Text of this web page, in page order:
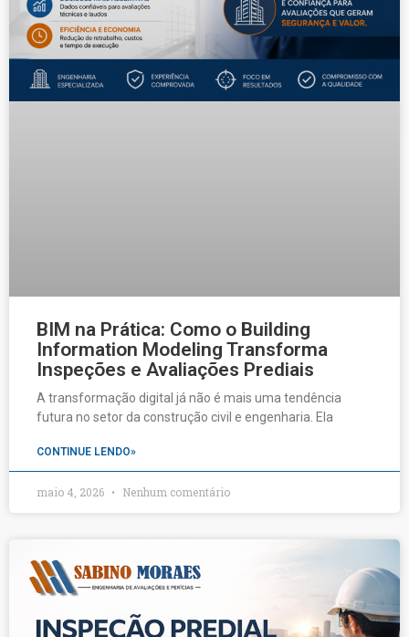
BIM na Prática: Como o Building
Information Modeling Transforma
Inspeções e Avaliações Prediais
A transformação digital já não é mais uma tendência
futura no setor da construção civil e engenharia. Ela
CONTINUE LENDO»
maio 4, 2026 Nenhum comentário